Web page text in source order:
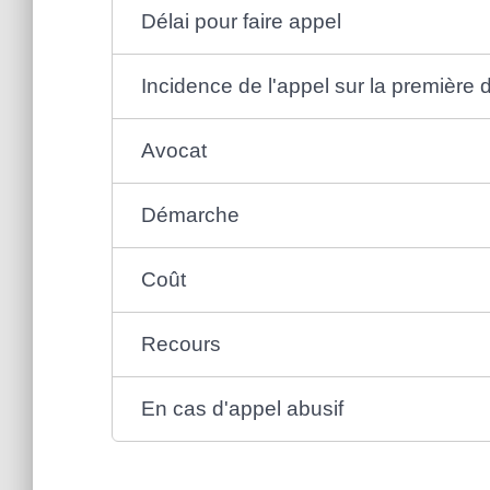
Délai pour faire appel
Incidence de l'appel sur la première
Avocat
Démarche
Coût
Recours
En cas d'appel abusif